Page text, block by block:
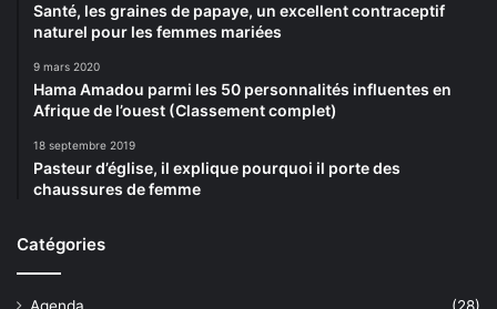
Santé, les graines de papaye, un excellent contraceptif
naturel pour les femmes mariées
9 mars 2020
Hama Amadou parmi les 50 personnalités influentes en
Afrique de l’ouest (Classement complet)
18 septembre 2019
Pasteur d’église, il explique pourquoi il porte des
chaussures de femme
Catégories